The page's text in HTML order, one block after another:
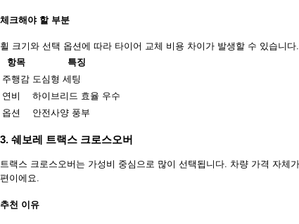
체크해야 할 부분
휠 크기와 선택 옵션에 따라 타이어 교체 비용 차이가 발생할 수 있습니다.
항목
특징
주행감 도심형 세팅
연비
하이브리드 효율 우수
옵션
안전사양 풍부
3. 쉐보레 트랙스 크로스오버
트랙스 크로스오버는 가성비 중심으로 많이 선택됩니다. 차량 가격 자체
편이에요.
추천 이유